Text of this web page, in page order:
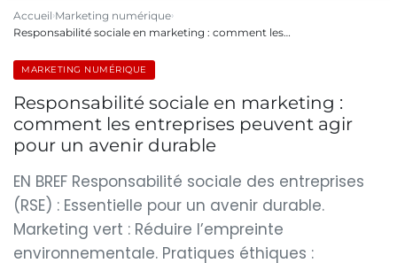
Accueil Marketing numérique
Responsabilité sociale en marketing : comment les…
MARKETING NUMÉRIQUE
Responsabilité sociale en marketing :
comment les entreprises peuvent agir
pour un avenir durable
EN BREF Responsabilité sociale des entreprises
(RSE) : Essentielle pour un avenir durable.
Marketing vert : Réduire l’empreinte
environnementale. Pratiques éthiques :